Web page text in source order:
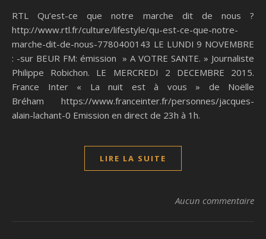
RTL Qu’est-ce que notre marche dit de nous ?
http://www.rtl.fr/culture/lifestyle/qu-est-ce-que-notre-
marche-dit-de-nous-7780400143 LE LUNDI 9 NOVEMBRE
: -sur BEUR FM: émission » A VOTRE SANTE. » Journaliste
Philippe Robichon. LE MERCREDI 2 DECEMBRE 2015.
France Inter « La nuit est à vous » de Noëlle
Bréham https://www.franceinter.fr/personnes/jacques-
alain-lachant-0 Emission en direct de 23h à 1h.
LIRE LA SUITE
Aucun commentaire